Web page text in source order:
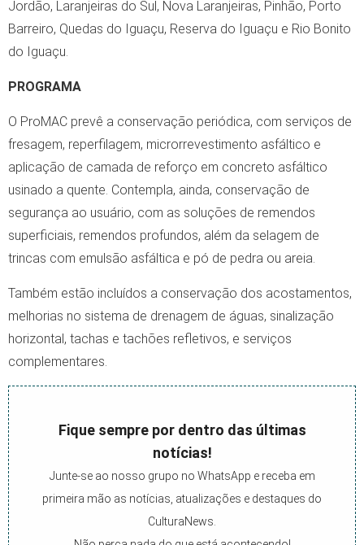
Jordão, Laranjeiras do Sul, Nova Laranjeiras, Pinhão, Porto
Barreiro, Quedas do Iguaçu, Reserva do Iguaçu e Rio Bonito
do Iguaçu.
PROGRAMA
O ProMAC prevê a conservação periódica, com serviços de
fresagem, reperfilagem, microrrevestimento asfáltico e
aplicação de camada de reforço em concreto asfáltico
usinado a quente. Contempla, ainda, conservação de
segurança ao usuário, com as soluções de remendos
superficiais, remendos profundos, além da selagem de
trincas com emulsão asfáltica e pó de pedra ou areia.
Também estão incluídos a conservação dos acostamentos,
melhorias no sistema de drenagem de águas, sinalização
horizontal, tachas e tachões refletivos, e serviços
complementares.
Fique sempre por dentro das últimas
notícias!
Junte-se ao nosso grupo no WhatsApp e receba em
primeira mão as notícias, atualizações e destaques do
CulturaNews.